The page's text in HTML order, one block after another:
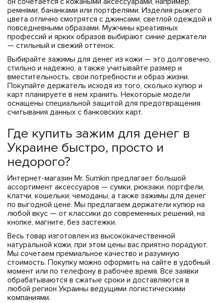
ремнями, бананками или портфелями. Изделия рыжего
цвета отлично смотрятся с джинсами, светлой одеждой и
повседневными образами. Мужчины креативных
профессий и ярких образов выбирают синие держатели
— стильный и свежий оттенок.
Выбирайте зажимы для денег из кожи — это долговечно,
стильно и надежно, а также учитывайте размер и
вместительность, свои потребности и образ жизни.
Покупайте держатель исходя из того, сколько купюр и
карт планируете в нем хранить. Некоторые модели
оснащены специальной защитой для предотвращения
считывания данных с банковских карт.
Где купить зажим для денег в
Украине быстро, просто и
недорого?
Интернет-магазин Mr. Sumkin предлагает большой
ассортимент аксессуаров — сумки, рюкзаки, портфели,
клатчи, кошельки, чемоданы, а также зажимы для денег
по выгодной цене. Мы предлагаем держатели купюр на
любой вкус — от классики до современных решений, на
кнопке, магните, без застежки.
Весь товар изготовлен из высококачественной
натуральной кожи, при этом цены вас приятно порадуют.
Мы сочетаем премиальное качество и разумную
стоимость. Покупку можно оформить на сайте в удобный
момент или по телефону в рабочее время. Все заявки
обрабатываются в сжатые сроки и доставляются в
любой регион Украины ведущими логистическими
компаниями.